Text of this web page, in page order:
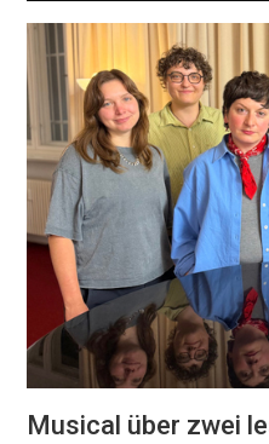
Musical über zwei